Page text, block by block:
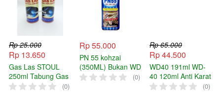
Rp 25.000
Rp 13.650
Gas Las STOUL
250ml Tabung Gas
Refil Las Fuel
(0)
Rp 55.000
PN 55 kohzai
(350ML) Bukan WD
- 420ML
(0)
Rp 65.000
Rp 44.500
WD40 191ml WD-
40 120ml Anti Karat
Pembersih Karat
(0)